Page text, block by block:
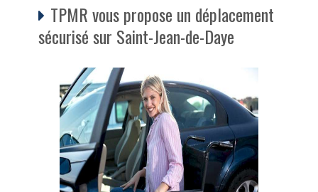
TPMR vous propose un déplacement
sécurisé sur Saint-Jean-de-Daye